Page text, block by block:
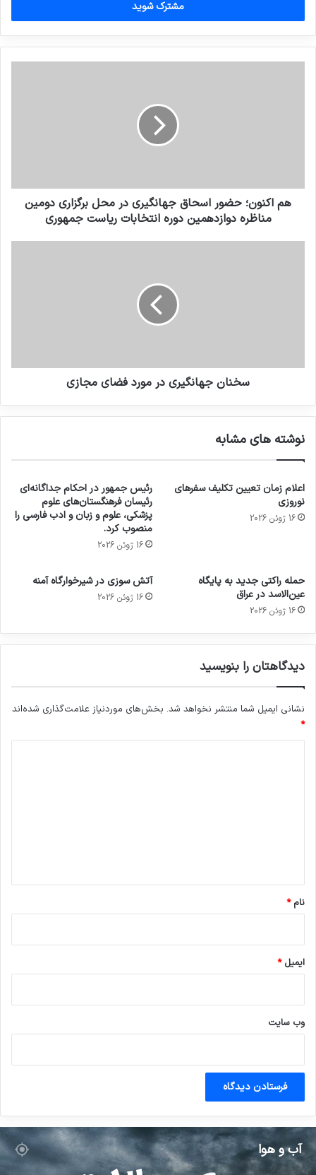
وارد
کنید
هم اکنون؛ حضور اسحاق جهانگیری در محل برگزاری دومین
مناظره دوازدهمین دوره انتخابات ریاست جمهوری
سخنان جهانگیری در مورد فضای مجازی
نوشته های مشابه
اعلام زمان تعیین تکلیف سفرهای
نوروزی
16 ژوئن 2026
رئیس جمهور در احکام جداگانه‌ای
رئیسان فرهنگستان‌های علوم
پزشکی، علوم و زبان و ادب فارسی را
منصوب کرد.
16 ژوئن 2026
حمله راکتی جدید به پایگاه
عین‌الاسد در عراق
16 ژوئن 2026
آتش سوزی در شیرخوارگاه آمنه
16 ژوئن 2026
دیدگاهتان را بنویسید
نشانی ایمیل شما منتشر نخواهد شد. بخش‌های موردنیاز علامت‌گذاری شده‌اند
*
نام*
ایمیل*
وب‌ سایت
آب و هوا